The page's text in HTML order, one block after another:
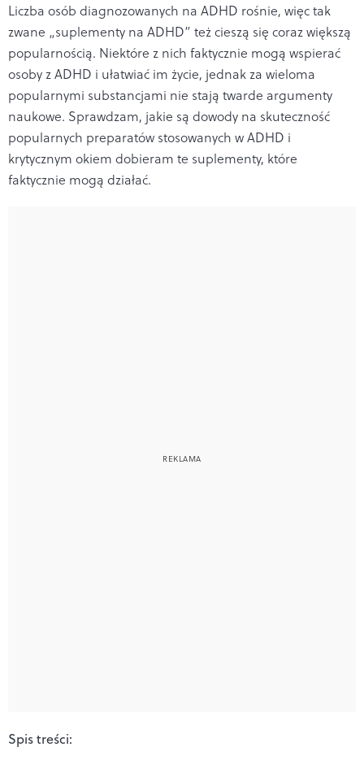
Liczba osób diagnozowanych na ADHD rośnie, więc tak
zwane „suplementy na ADHD” też cieszą się coraz większą
popularnością. Niektóre z nich faktycznie mogą wspierać
osoby z ADHD i ułatwiać im życie, jednak za wieloma
popularnymi substancjami nie stają twarde argumenty
naukowe. Sprawdzam, jakie są dowody na skuteczność
popularnych preparatów stosowanych w ADHD i
krytycznym okiem dobieram te suplementy, które
faktycznie mogą działać.
Spis treści: